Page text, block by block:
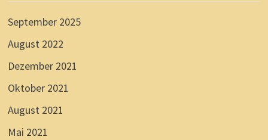
September 2025
August 2022
Dezember 2021
Oktober 2021
August 2021
Mai 2021